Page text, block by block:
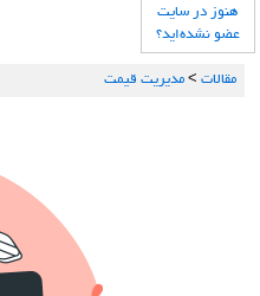
هنوز در سایت
عضو نشده‌اید؟
مقالات >مدیریت قیمت